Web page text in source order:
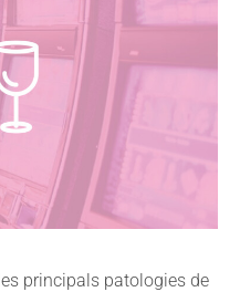
principals patologies de